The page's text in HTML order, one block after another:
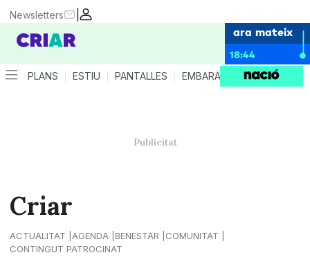
|
Newsletters
ara mateix
18:44
PLANS ESTIU PANTALLES EMBARÀS CRIANÇA
Criar
ACTUALITAT AGENDA BENESTAR
COMUNITAT
CONTINGUT PATROCINAT